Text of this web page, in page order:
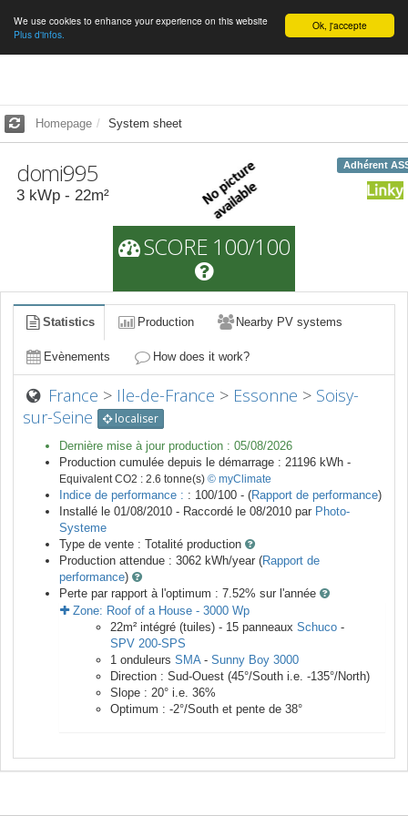
English Ok, j'accepte
We use cookies to enhance your experience on this website
Plus d'infos.
Homepage System sheet
domi995
3 kWp - 22m²
Adhérent
SCORE 100/100
Statistics Production Nearby PV systems
Evènements How does it work?
France > Ile-de-France > Essonne > Soisy-
sur-Seine
localiser
Dernière mise à jour production : 05/08/2026
Production cumulée depuis le démarrage : 21196 kWh -
Equivalent CO2 : 2.6 tonne(s) © myClimate
Indice de performance : : 100/100 - (Rapport de performance)
Installé le 01/08/2010 - Raccordé le 08/2010 par Photo-
Systeme
Type de vente : Totalité production
Production attendue : 3062 kWh/year (Rapport de
performance)
Perte par rapport à l'optimum : 7.52% sur l'année
Zone: Roof of a House - 3000 Wp
22m² intégré (tuiles) - 15 panneaux Schuco -
SPV 200-SPS
1 onduleurs SMA- Sunny Boy 3000
Direction : Sud-Ouest (45°/South i.e. -135°/North)
Slope : 20° i.e. 36%
Optimum : -2°/South et pente de 38°